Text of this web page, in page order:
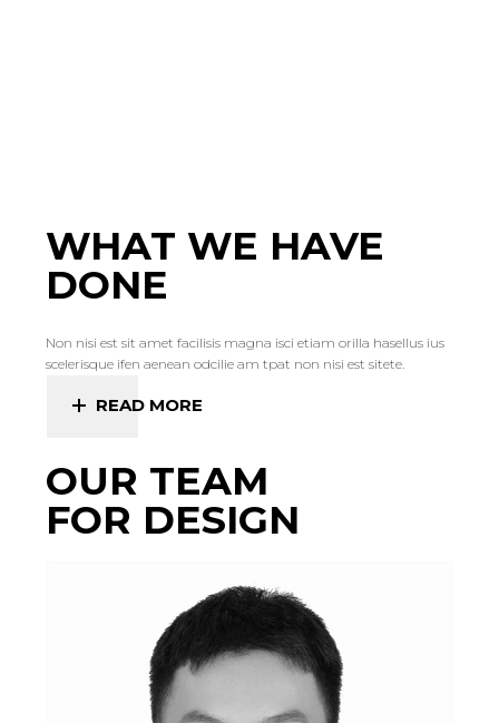
WHAT WE HAVE
DONE
Non nisi est sit amet facilisis magna isci etiam orilla hasellus ius
scelerisque ifen aenean odcilie am tpat non nisi est sitete.
READ MORE
OUR TEAM
FOR DESIGN